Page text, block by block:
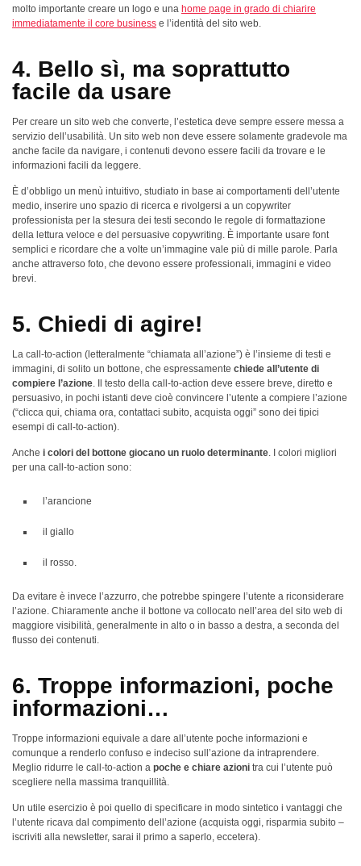
molto importante creare un logo e una home page in grado di chiarire
immediatamente il core business e l’identità del sito web.
4. Bello sì, ma soprattutto
facile da usare
Per creare un sito web che converte, l’estetica deve sempre essere messa a
servizio dell’usabilità. Un sito web non deve essere solamente gradevole ma
anche facile da navigare, i contenuti devono essere facili da trovare e le
informazioni facili da leggere.
È d’obbligo un menù intuitivo, studiato in base ai comportamenti dell’utente
medio, inserire uno spazio di ricerca e rivolgersi a un copywriter
professionista per la stesura dei testi secondo le regole di formattazione
della lettura veloce e del persuasive copywriting. È importante usare font
semplici e ricordare che a volte un’immagine vale più di mille parole. Parla
anche attraverso foto, che devono essere professionali, immagini e video
brevi.
5. Chiedi di agire!
La call-to-action (letteralmente “chiamata all’azione”) è l’insieme di testi e
immagini, di solito un bottone, che espressamente chiede all’utente di
compiere l’azione. Il testo della call-to-action deve essere breve, diretto e
persuasivo, in pochi istanti deve cioè convincere l’utente a compiere l’azione
(“clicca qui, chiama ora, contattaci subito, acquista oggi” sono dei tipici
esempi di call-to-action).
Anche i colori del bottone giocano un ruolo determinante. I colori migliori
per una call-to-action sono:
l’arancione
il giallo
il rosso.
Da evitare è invece l’azzurro, che potrebbe spingere l’utente a riconsiderare
l’azione. Chiaramente anche il bottone va collocato nell’area del sito web di
maggiore visibilità, generalmente in alto o in basso a destra, a seconda del
flusso dei contenuti.
6. Troppe informazioni, poche
informazioni…
Troppe informazioni equivale a dare all’utente poche informazioni e
comunque a renderlo confuso e indeciso sull’azione da intraprendere.
Meglio ridurre le call-to-action a poche e chiare azioni tra cui l’utente può
scegliere nella massima tranquillità.
Un utile esercizio è poi quello di specificare in modo sintetico i vantaggi che
l’utente ricava dal compimento dell’azione (acquista oggi, risparmia subito –
iscriviti alla newsletter, sarai il primo a saperlo, eccetera).